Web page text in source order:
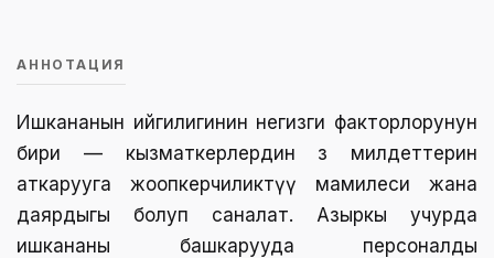
АННОТАЦИЯ
Ишкананын ийгилигинин негизги факторлорунун
бири — кызматкерлердин өз милдеттерин
аткарууга жоопкерчиликтүү мамилеси жана
даярдыгы болуп саналат. Азыркы учурда
ишкананы башкарууда персоналды